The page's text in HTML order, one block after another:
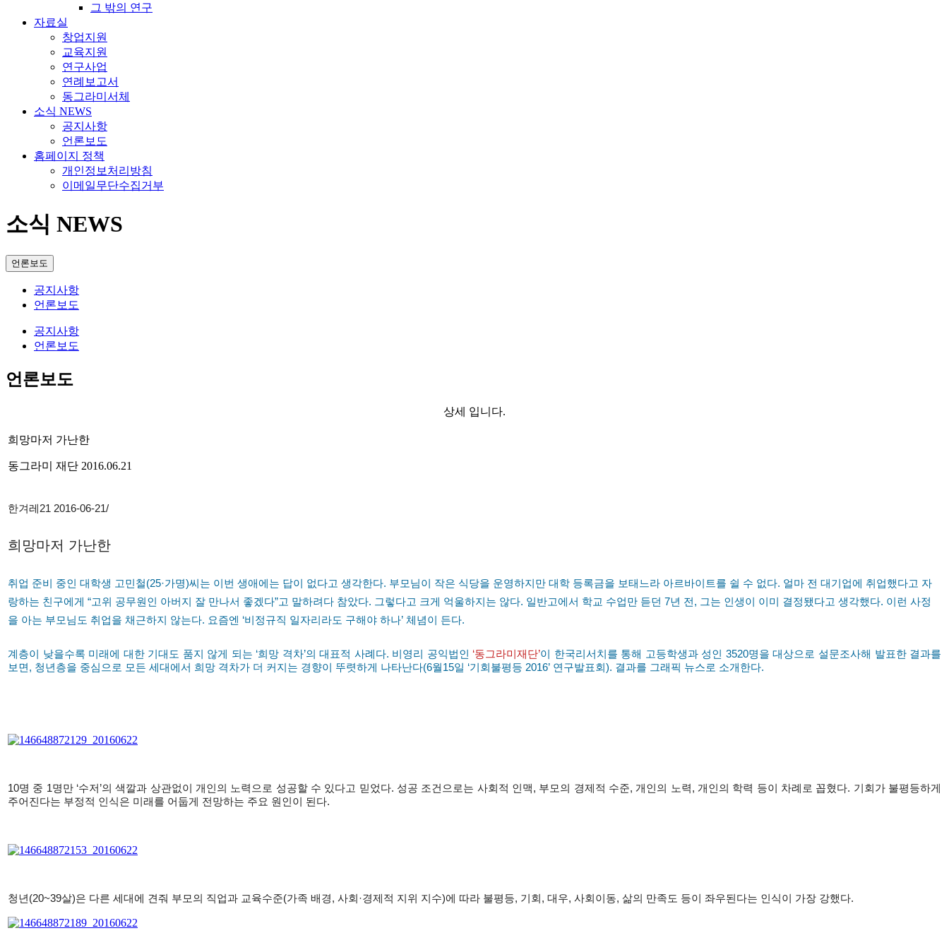
그 밖의 연구
자료실
창업지원
교육지원
연구사업
연례보고서
동그라미서체
소식 NEWS
공지사항
언론보도
홈페이지 정책
개인정보처리방침
이메일무단수집거부
소식 NEWS
언론보도
공지사항
언론보도
공지사항
언론보도
언론보도
상세 입니다.
희망마저 가난한
동그라미 재단 2016.06.21
한겨레21 2016-06-21/
희망마저 가난한
취업 준비 중인 대학생 고민철(25·가명)씨는 이번 생애에는 답이 없다고 생각한다. 부모님이 작은 식당을 운영하지만 대학 등록금을 보태느라 아르바이트를 쉴 수 없다. 얼마 전 대기업에 취업했다고 자
랑하는 친구에게 “고위 공무원인 아버지 잘 만나서 좋겠다”고 말하려다 참았다. 그렇다고 크게 억울하지는 않다. 일반고에서 학교 수업만 듣던 7년 전, 그는 인생이 이미 결정됐다고 생각했다. 이런 사정
을 아는 부모님도 취업을 채근하지 않는다. 요즘엔 ‘비정규직 일자리라도 구해야 하나’ 체념이 든다.
계층이 낮을수록 미래에 대한 기대도 품지 않게 되는 ‘희망 격차’의 대표적 사례다. 비영리 공익법인 ‘동그라미재단’이 한국리서치를 통해 고등학생과 성인 3520명을 대상으로 설문조사해 발표한 결과를
보면, 청년층을 중심으로 모든 세대에서 희망 격차가 더 커지는 경향이 뚜렷하게 나타난다(6월15일 ‘기회불평등 2016’ 연구발표회). 결과를 그래픽 뉴스로 소개한다.
10명 중 1명만 ‘수저’의 색깔과 상관없이 개인의 노력으로 성공할 수 있다고 믿었다. 성공 조건으로는 사회적 인맥, 부모의 경제적 수준, 개인의 노력, 개인의 학력 등이 차례로 꼽혔다. 기회가 불평등하게
주어진다는 부정적 인식은 미래를 어둡게 전망하는 주요 원인이 된다.
청년(20~39살)은 다른 세대에 견줘 부모의 직업과 교육수준(가족 배경, 사회·경제적 지위 지수)에 따라 불평등, 기회, 대우, 사회이동, 삶의 만족도 등이 좌우된다는 인식이 가장 강했다.